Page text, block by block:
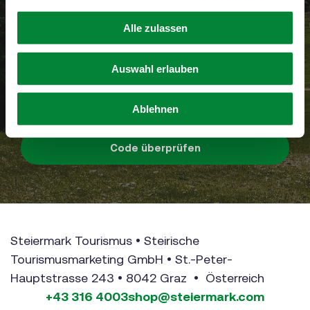
Alle zulassen
Auswahl erlauben
Ablehnen
Durch die Eingabe des Barcodes am PDF bzw.
Code eingeben
Code überprüfen
Steiermark Tourismus • Steirische
Tourismusmarketing GmbH • St.-Peter-
Hauptstrasse 243 • 8042 Graz • Österreich
+43 316 4003shop@steiermark.com